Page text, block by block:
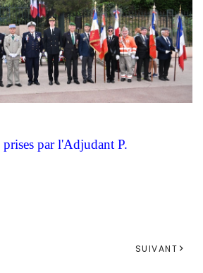
par l'Adjudant P.
SUIVANT